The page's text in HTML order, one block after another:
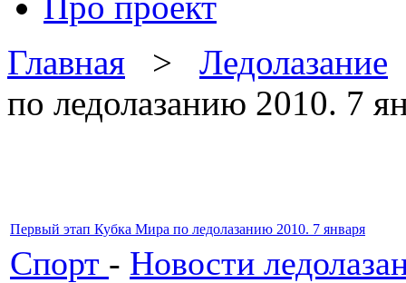
Главная > Ледолазание
по ледолазанию 2010. 7
Первый этап Кубка Мира по ледолазанию 2010. 7 января
Спорт - Новости